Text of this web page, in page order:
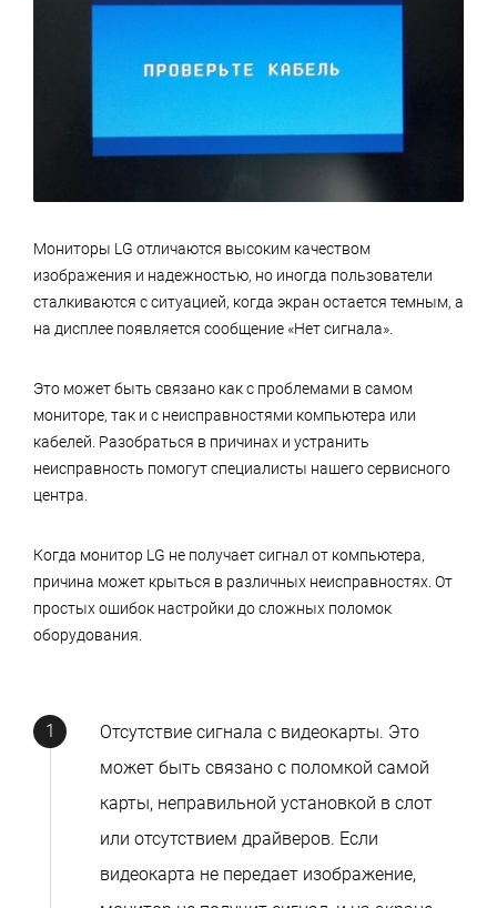
Мониторы LG отличаются высоким качеством
изображения и надежностью, но иногда пользователи
сталкиваются с ситуацией, когда экран остается темным, а
на дисплее появляется сообщение «Нет сигнала».
Это может быть связано как с проблемами в самом
мониторе, так и с неисправностями компьютера или
кабелей. Разобраться в причинах и устранить
неисправность помогут специалисты нашего сервисного
центра.
Когда монитор LG не получает сигнал от компьютера,
причина может крыться в различных неисправностях. От
простых ошибок настройки до сложных поломок
оборудования.
Отсутствие сигнала с видеокарты. Это
может быть связано с поломкой самой
карты, неправильной установкой в слот
или отсутствием драйверов. Если
видеокарта не передает изображение,